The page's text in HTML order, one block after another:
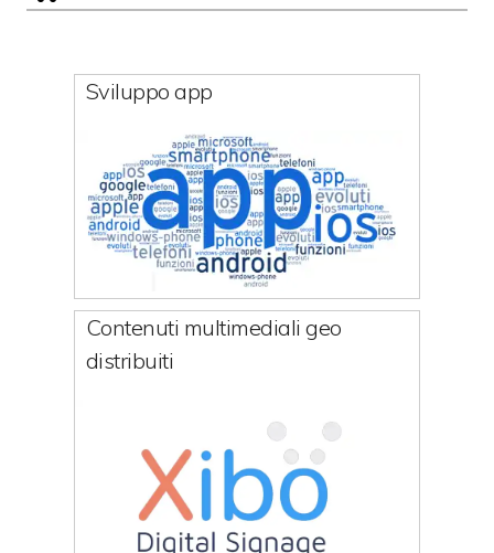
Sviluppo app
Contenuti multimediali geo
distribuiti